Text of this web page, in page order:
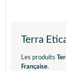
Terra
Les produits
Française.